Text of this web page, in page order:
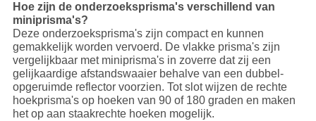
Hoe zijn de onderzoeksprisma's verschillend van
miniprisma's?
Deze onderzoeksprisma's zijn compact en kunnen
gemakkelijk worden vervoerd. De vlakke prisma's zijn
vergelijkbaar met miniprisma's in zoverre dat zij een
gelijkaardige afstandswaaier behalve van een dubbel-
opgeruimde reflector voorzien. Tot slot wijzen de rechte
hoekprisma's op hoeken van 90 of 180 graden en maken
het op aan staakrechte hoeken mogelijk.